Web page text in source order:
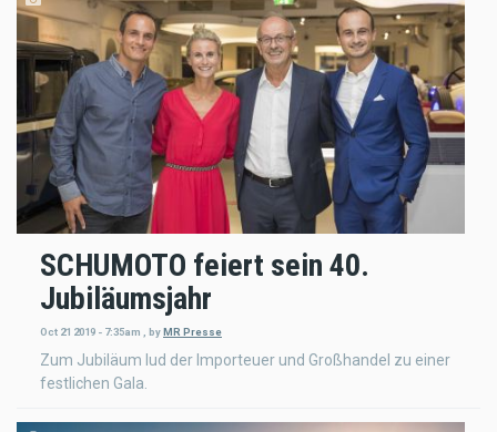
SCHUMOTO feiert sein 40.
Jubiläumsjahr
Oct 21 2019 - 7:35am byMR Presse
Zum Jubiläum lud der Importeuer und Großhandel zu einer
festlichen Gala.